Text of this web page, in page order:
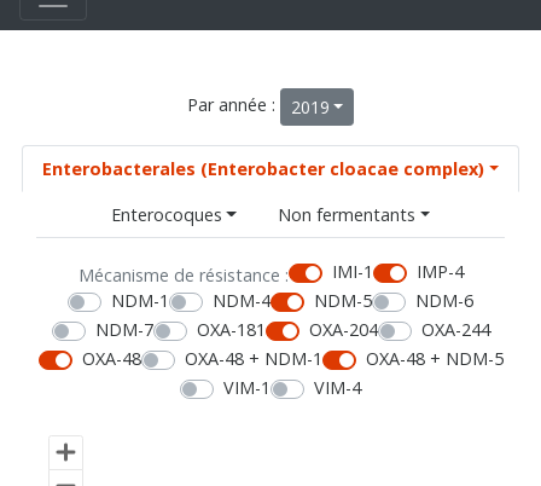
Par année : 2019
Enterobacterales (Enterobacter cloacae complex)
Enterocoques
Non fermentants
Mécanisme de résistance : IMI-1
IMP-4
NDM-1
NDM-4 NDM-5
NDM-6
NDM-7
OXA-181 OXA-204
OXA-244
OXA-48
OXA-48 + NDM-1
OXA-48 + NDM-5
VIM-1
VIM-4